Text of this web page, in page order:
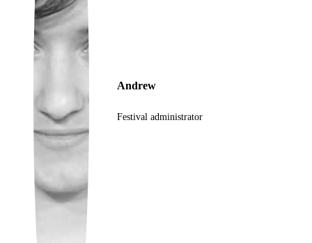
Ukrainian
Andrew
Festival administrator